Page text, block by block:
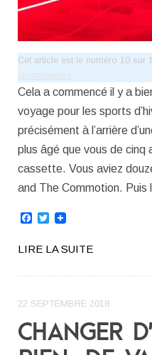
Cet article est le numéro 10 sur
chroniqueurs
Cela a commencé il y a
voyage pour les sports
précisément à l’arrière
plus âgé que vous de cinq
cassette. Vous aviez
and The Commotion. Puis
Facebook
Twitter
LIRE LA SUITE
22 SEPTEMBRE 2018
CHANGER